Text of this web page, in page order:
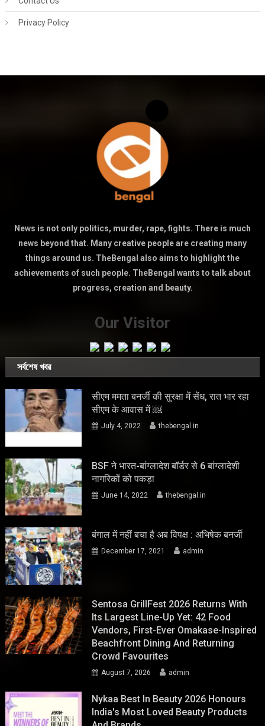
Privacy Policy
News is not only politics, murder, rape, fights. There is much
news beyond that. Many creative people are creating many
things around us. TheBengal also aims to highlight the
achievements of such people. TheBengal wants to talk about
progress, creation and beauty.
Our Visitor
সর্বশেষ খবর
सीएम ममता बनर्जी की सुरक्षा में सेंध, रात भार रहा
सीएम के आवास में ￼
July 4, 2022 thebengal.in
BSF ने भारत-बांग्लादेश बॉर्डर से 6 बांग्लादेशी
नागरिकों को पकड़ा
June 14, 2022 thebengal.in
बंगाल में नहीं बचा है अब विपक्ष : अभिषेक बनर्जी
December 17, 2021 admin
Sentosa GrillFest 2026 Returns With
Its Largest Line-Up Yet: 42 Food
Vendors, First-Ever Omakase-Inspired
Beachfront Dining And Returning
Crowd Favourites
August 7, 2026 admin
Nykaa Best In Beauty 2026 Honours
India's Most Loved Beauty Products